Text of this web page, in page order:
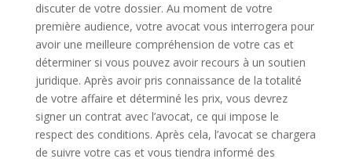
discuter de votre dossier. Au moment de votre
première audience, votre avocat vous interrogera pour
avoir une meilleure compréhension de votre cas et
déterminer si vous pouvez avoir recours à un soutien
juridique. Après avoir pris connaissance de la totalité
de votre affaire et déterminé les prix, vous devrez
signer un contrat avec l’avocat, ce qui impose le
respect des conditions. Après cela, l’avocat se chargera
de suivre votre cas et vous tiendra informé des